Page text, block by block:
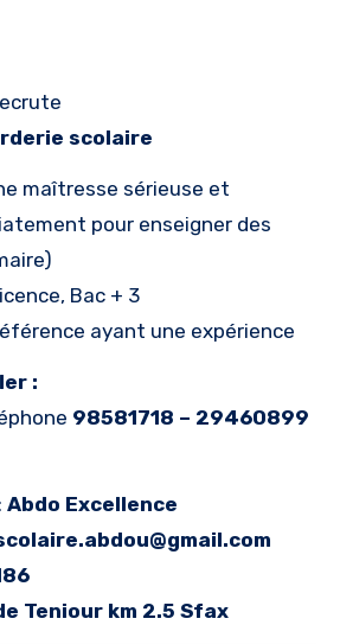
scolaire
maîtresse sérieuse et
pour enseigner des
Bac + 3
ayant une expérience
:
98581718 – 29460899
Abdo Excellence
Teniour km 2.5 Sfax